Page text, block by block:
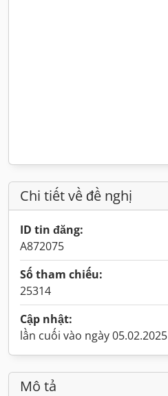
Chi tiết về đề nghị
ID tin đăng:
A872075
Số tham chiếu:
25314
Cập nhật:
lần cuối vào ngày 05.02.2025
Mô tả